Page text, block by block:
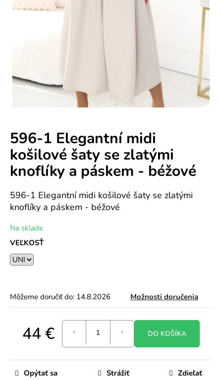
596-1 Elegantní midi
košilové šaty se zlatými
knoflíky a páskem - béžové
596-1 Elegantní midi košilové šaty se zlatými
knoflíky a páskem - béžové
VEĽKOSŤ
Môžeme doručiť do: 14.8.2026 Možnosti doručenia
Na sklade
44 € DO KOŠÍKA
Opýtať sa Strážiť Zdieľať
e
s
ť
HĽADAŤ
O
d
p
o
r
ú
č
e